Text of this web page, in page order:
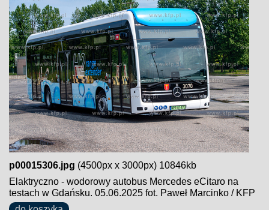
p00015306.jpg (4500px x 3000px) 10846kb
Elaktryczno - wodorowy autobus Mercedes eCitaro na
testach w Gdańsku. 05.06.2025 fot. Paweł Marcinko / KFP